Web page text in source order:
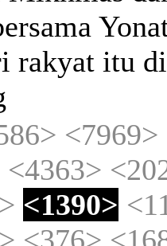
rakyat itu
<7969>
<4363>
<1390>